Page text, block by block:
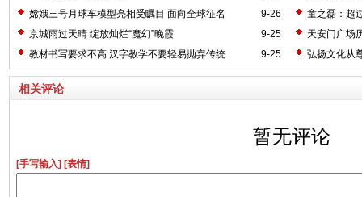
9-26
嫦娥三号月球车模型亮相受瞩目 面向全球征名
童之磊：超
9-25
京城雨过天晴 绽放灿烂“魔幻”晚霞
天安门广场
9-25
教材书写要求不高 汉字教学不要轻易抛弃传统 弘扬文化从
相关评论
暂无评论
[手写输入] [表情]